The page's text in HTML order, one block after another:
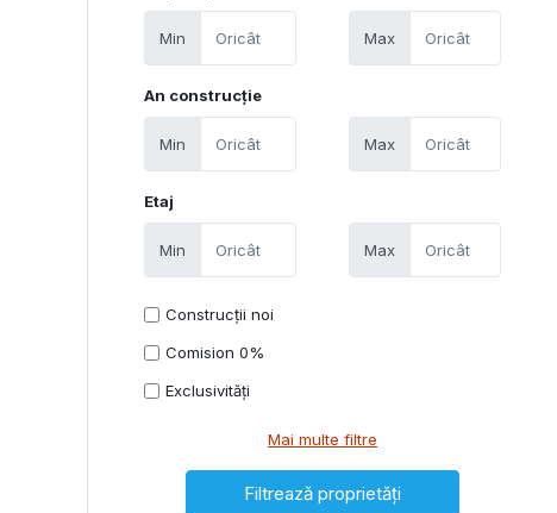
Min Max
An construcție
Min Max
Etaj
Min Max
Construcții noi
Comision 0%
Exclusivități
Mai multe filtre